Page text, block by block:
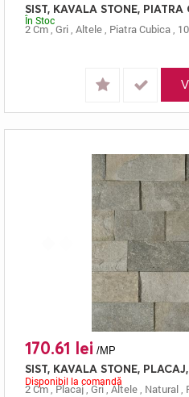
2 Cm,Gri Altele Piatra Cubica
În Stoc
170.61 lei /MP
SIST, KAVALA STONE,
2 Cm,Placaj,Gri,Altele, Natural,
Disponibil la comandă